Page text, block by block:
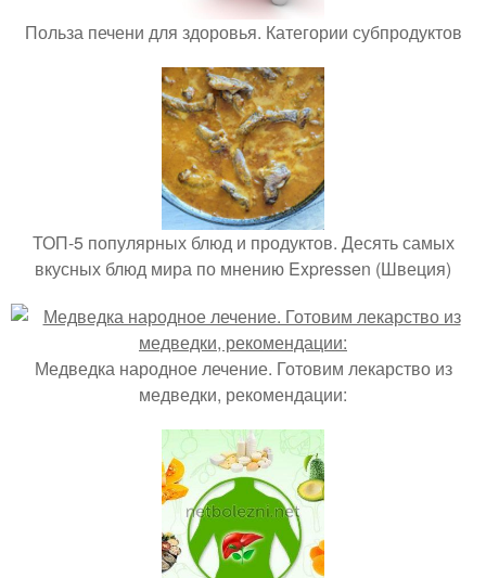
Польза печени для здоровья. Категории субпродуктов
ТОП-5 популярных блюд и продуктов. Десять самых
вкусных блюд мира по мнению Expressen (Швеция)
Медведка народное лечение. Готовим лекарство из
медведки, рекомендации: